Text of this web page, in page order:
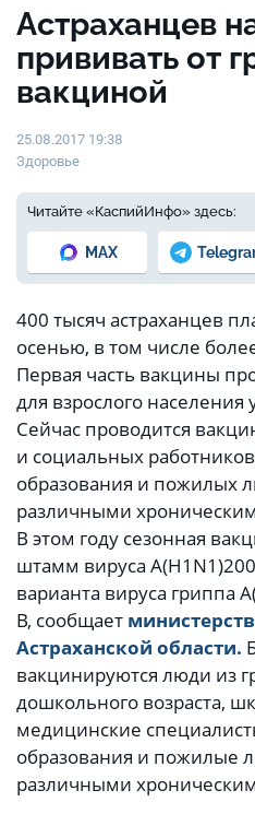
Астраханцев
прививать от
вакциной
25.08.2017 19:38
Здоровье
Читайте «КаспийИнфо» здесь:
MAX
400 тысяч астраханцев
осенью, в том числе
Первая часть вакцины
для взрослого
Сейчас проводится
и социальных
образования и пожилых
различными
В этом году сезонная
штамм вируса
варианта вируса гриппа
B, сообщает
Астраханской области.
вакцинируются люди из
дошкольного возраста,
медицинские
образования и пожилые
различными